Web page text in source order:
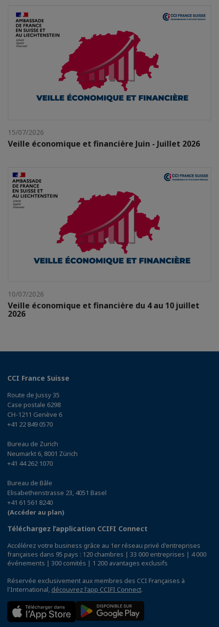
15/07/2026
Veille économique et financière Juin - Juillet 2026
10/07/2026
Veille économique et financière du 4 au 10 juillet
2026
CCI France Suisse
Route de Jussy 35
Case postale 6298
CH-1211 Genève 6
+41 22 849 0570
Bureau de Zurich
Neumarkt 6, 8001 Zürich
+41 44 262 1070
Bureau de Bâle
Elisabethenstrasse 23, 4051 Basel
+41 61 561 8240
(Accéder au plan)
Téléchargez l’application CCIFI Connect
Accélérez votre business grâce au 1er réseau privé d'entreprises
françaises dans 95 pays : 120 chambres | 33 000 entreprises | 4 000
événements | 300 comités | 1 200 avantages exclusifs
Réservée exclusivement aux membres des CCI Françaises à
l'International, découvrez l'app CCIFI Connect.